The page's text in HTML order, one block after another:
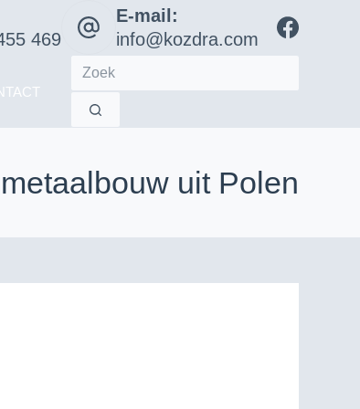
469
E-mail:
info@kozdra.com
uit Polen